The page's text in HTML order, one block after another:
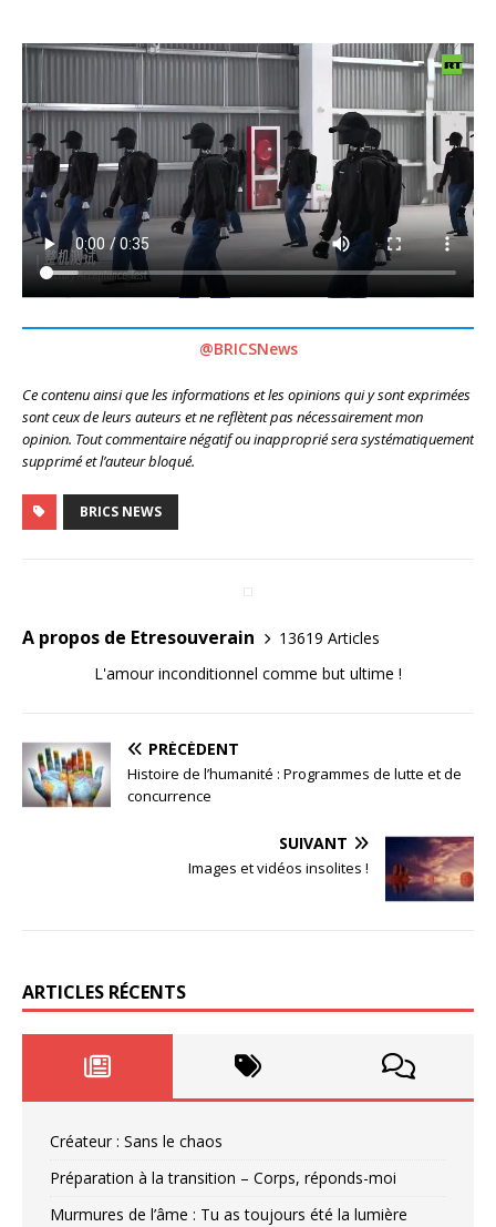
@BRICSNews
Ce contenu ainsi que les informations et les opinions qui y sont exprimées
sont ceux de leurs auteurs et ne reflètent pas nécessairement mon
opinion. Tout commentaire négatif ou inapproprié sera systématiquement
supprimé et l’auteur bloqué.
BRICS NEWS
A propos de Etresouverain
13619 Articles
L'amour inconditionnel comme but ultime !
PRÉCÉDENT
Histoire de l’humanité : Programmes de lutte et de
concurrence
SUIVANT
Images et vidéos insolites !
ARTICLES RÉCENTS
Créateur : Sans le chaos
Préparation à la transition – Corps, réponds-moi
Murmures de l’âme : Tu as toujours été la lumière